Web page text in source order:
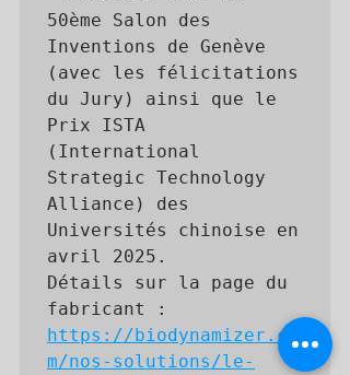
50ème Salon des
Inventions de Genève
(avec les félicitations
du Jury) ainsi que le
Prix ISTA
(International
Strategic Technology
Alliance) des
Universités chinoise en
avril 2025.
Détails sur la page du
https://biodynamizer.co
m/nos-solutions/le-